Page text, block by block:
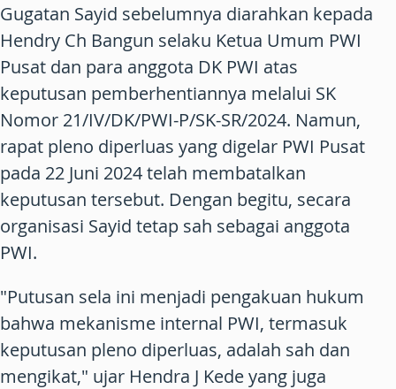
Gugatan Sayid sebelumnya diarahkan kepada
Hendry Ch Bangun selaku Ketua Umum PWI
Pusat dan para anggota DK PWI atas
keputusan pemberhentiannya melalui SK
Nomor 21/IV/DK/PWI-P/SK-SR/2024. Namun,
rapat pleno diperluas yang digelar PWI Pusat
pada 22 Juni 2024 telah membatalkan
keputusan tersebut. Dengan begitu, secara
organisasi Sayid tetap sah sebagai anggota
PWI.
"Putusan sela ini menjadi pengakuan hukum
bahwa mekanisme internal PWI, termasuk
keputusan pleno diperluas, adalah sah dan
mengikat," ujar Hendra J Kede yang juga